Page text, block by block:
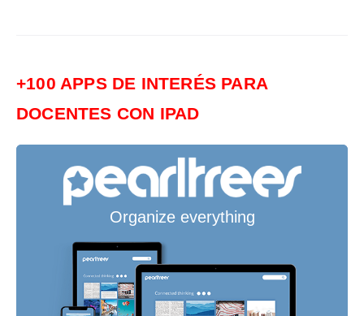
+100 APPS DE INTERÉS PARA
DOCENTES CON IPAD